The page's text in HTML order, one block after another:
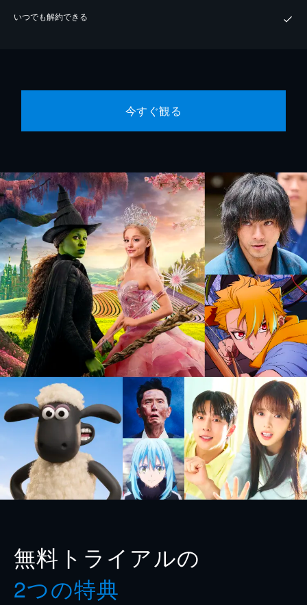
いつでも解約できる
今すぐ観る
無料トライアルの
2つの特典